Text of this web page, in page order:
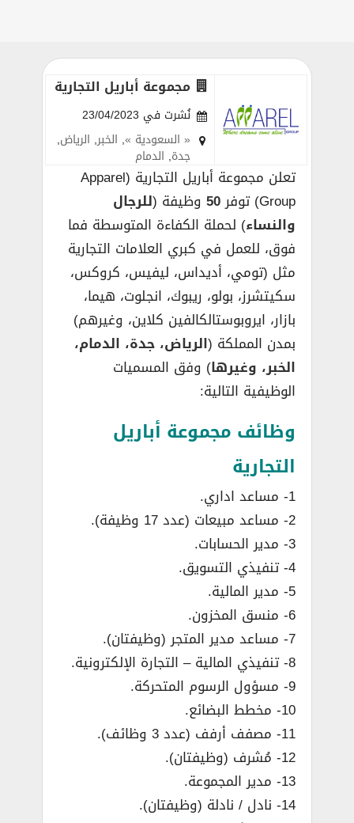
مجموعة أباريل التجارية
نُشرت في 23/04/2023
« السعودية », الخبر, الرياض,
جدة, الدمام
تعلن مجموعة أباريل التجارية (Apparel
Group) توفر
50 وظيفة (للرجال
والنساء) لحملة الكفاءة المتوسطة فما
فوق، للعمل في كبري العلامات التجارية
مثل (تومي، أديداس، ليفيس، كروكس،
سكيتشرز، بولو، ريبوك، انجلوت، هيما،
بازار، ايروبوستالكالفين كلاين، وغيرهم)
بمدن المملكة (الرياض، جدة، الدمام،
الخبر، وغيرها) وفق المسميات
الوظيفية التالية:
وظائف مجموعة أباريل
التجارية
1- مساعد اداري.
2- مساعد مبيعات (عدد 17 وظيفة).
3- مدير الحسابات.
4- تنفيذي التسويق.
5- مدير المالية.
6- منسق المخزون.
7- مساعد مدير المتجر (وظيفتان).
8- تنفيذي المالية – التجارة الإلكترونية.
9- مسؤول الرسوم المتحركة.
10- مخطط البضائع.
11- مصفف أرفف (عدد 3 وظائف).
12- مُشرف (وظيفتان).
13- مدير المجموعة.
14- نادل / نادلة (وظيفتان).